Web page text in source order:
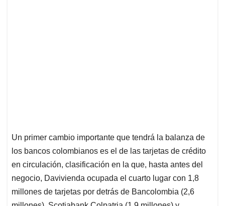
Un primer cambio importante que tendrá la balanza de
los bancos colombianos es el de las tarjetas de crédito
en circulación, clasificación en la que, hasta antes del
negocio, Davivienda ocupada el cuarto lugar con 1,8
millones de tarjetas por detrás de Bancolombia (2,6